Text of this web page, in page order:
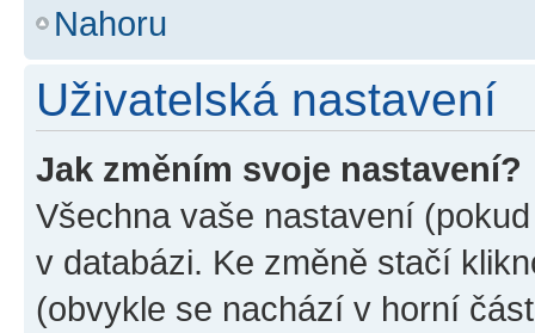
Nahoru
Uživatelská nastavení
Jak změním svoje nastavení?
Všechna vaše nastavení
v databázi. Ke změně stačí
(obvykle se nachází v horní